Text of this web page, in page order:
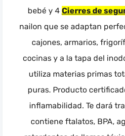
bebé y 4 Cierres de
nailon que se adaptan
cajones, armarios,
cocinas y a la tapa del
utiliza materias primas
puras. Producto
inflamabilidad. Te dará
contiene ftalatos, BPA,